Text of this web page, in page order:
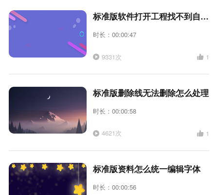
标准版软件打开工程找不到自己做的表格怎么办
时长：00:00:47
9331次 1
标准版删除线无法删除怎么处理
时长：00:00:58
4621次 1
标准版资料怎么统一编辑字体
时长：00:00:56